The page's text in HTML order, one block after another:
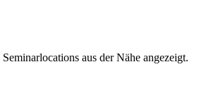
aus der Nähe angezeigt.